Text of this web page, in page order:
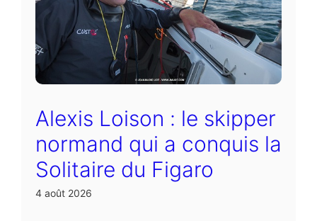
Alexis Loison : le skipper
normand qui a conquis la
Solitaire du Figaro
4 août 2026